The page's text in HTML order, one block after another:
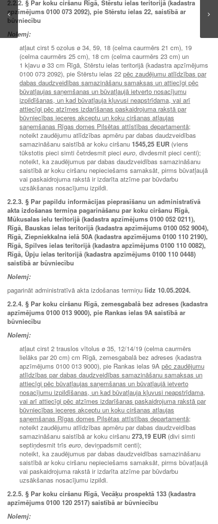
2.2.2. § Par koku ciršanu Rīgā, Stērstu ielas teritorijā (kadastra
apzīmējums 0100 073 2092), pie Stērstu ielas 22, saistībā ar
būvniecību
Nolemj:
atļaut cirst 5 ozolus ø 34, 59, 18 (celma caurmērs 21 cm), 19
(celma caurmērs 25 cm), 18 cm (celma caurmērs 23 cm) un
1 kļavu ø 33 cm Rīgā, Stērstu ielas teritorijā (kadastra apzīmējums
0100 073 2092), pie Stērstu ielas 22 pēc zaudējumu atlīdzības par
dabas daudzveidības samazināšanu samaksas un attiecīgi pēc
būvatļaujas saņemšanas un būvatļaujā ietverto nosacījumu
izpildīšanas, un kad būvatļauja kļuvusi neapstrīdama, vai arī
attiecīgi pēc atzīmes izdarīšanas paskaidrojuma rakstā par
būvniecības ieceres akceptu un koku ciršanas atļaujas
saņemšanas Rīgas domes Pilsētas attīstības departamentā;
noteikt zaudējumu atlīdzības apmēru par dabas daudzveidības
samazināšanu saistībā ar koku ciršanu 1545,25 EUR (viens
tūkstotis pieci simti četrdesmit pieci euro, divdesmit pieci centi);
noteikt, ka zaudējumus par dabas daudzveidības samazināšanu
saistībā ar koku ciršanu nepieciešams samaksāt, pirms būvatļaujā
vai paskaidrojuma rakstā ir izdarīta atzīme par būvdarbu
uzsākšanas nosacījumu izpildi.
2.2.3. § Par papildu informācijas pieprasīšanu un administratīvā
akta izdošanas termiņa pagarināšanu par koku ciršanu Rīgā,
Mūkusalas ielu teritorijā (kadastra apzīmējums 0100 052 0211),
Rīgā, Bauskas ielas teritorijā (kadastra apzīmējums 0100 052 9004),
Rīgā, Ziepniekkalna ielā 50A (kadastra apzīmējums 0100 110 2190),
Rīgā, Spilves ielas teritorijā (kadastra apzīmējums 0100 110 0082),
Rīgā, Ūpju ielas teritorijā (kadastra apzīmējums 0100 110 0448)
saistībā ar būvniecību
Nolemj:
pagarināt administratīvā akta izdošanas termiņu līdz 10.05.2024.
2.2.4. § Par koku ciršanu Rīgā, zemesgabalā bez adreses (kadastra
apzīmējums 0100 013 9000), pie Rankas ielas 9A saistībā ar
būvniecību
Nolemj:
atļaut cirst 2 trauslos vītolus ø 35, 12/14/19 (celma caurmērs
lielāks par 20 cm) cm Rīgā, zemesgabalā bez adreses (kadastra
apzīmējums 0100 013 9000), pie Rankas ielas 9A pēc zaudējumu
atlīdzības par dabas daudzveidības samazināšanu samaksas un
attiecīgi pēc būvatļaujas saņemšanas un būvatļaujā ietverto
nosacījumu izpildīšanas, un kad būvatļauja kļuvusi neapstrīdama,
vai arī attiecīgi pēc atzīmes izdarīšanas paskaidrojuma rakstā par
būvniecības ieceres akceptu un koku ciršanas atļaujas
saņemšanas Rīgas domes Pilsētas attīstības departamentā;
noteikt zaudējumu atlīdzības apmēru par dabas daudzveidības
samazināšanu saistībā ar koku ciršanu 273,19 EUR (divi simti
septiņdesmit trīs euro, deviņpadsmit centi);
noteikt, ka zaudējumus par dabas daudzveidības samazināšanu
saistībā ar koku ciršanu nepieciešams samaksāt, pirms būvatļaujā
vai paskaidrojuma rakstā ir izdarīta atzīme par būvdarbu
uzsākšanas nosacījumu izpildi.
2.2.5. § Par koku ciršanu Rīgā, Vecāķu prospektā 133 (kadastra
apzīmējums 0100 120 2517) saistībā ar būvniecību
Nolemj: